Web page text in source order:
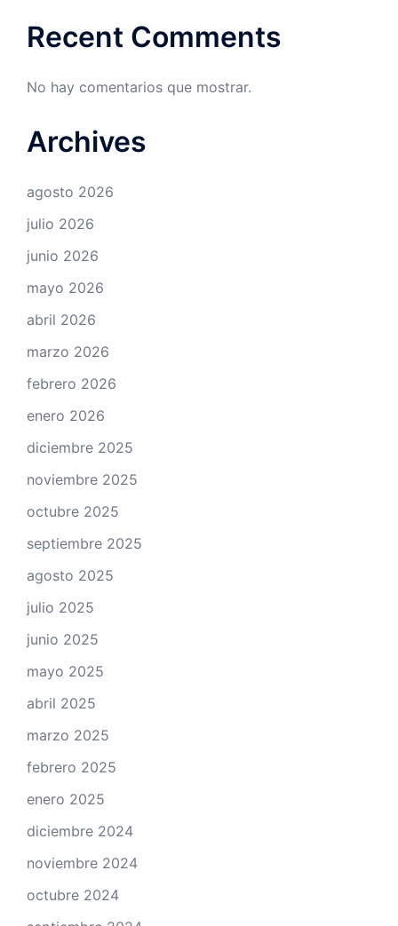
Recent Comments
No hay comentarios que mostrar.
Archives
agosto 2026
julio 2026
junio 2026
mayo 2026
abril 2026
marzo 2026
febrero 2026
enero 2026
diciembre 2025
noviembre 2025
octubre 2025
septiembre 2025
agosto 2025
julio 2025
junio 2025
mayo 2025
abril 2025
marzo 2025
febrero 2025
enero 2025
diciembre 2024
noviembre 2024
octubre 2024